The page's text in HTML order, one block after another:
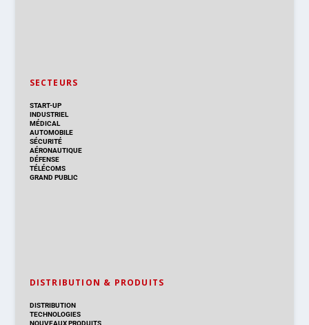
SECTEURS
START-UP
INDUSTRIEL
MÉDICAL
AUTOMOBILE
SÉCURITÉ
AÉRONAUTIQUE
DÉFENSE
TÉLÉCOMS
GRAND PUBLIC
DISTRIBUTION & PRODUITS
DISTRIBUTION
TECHNOLOGIES
NOUVEAUX PRODUITS